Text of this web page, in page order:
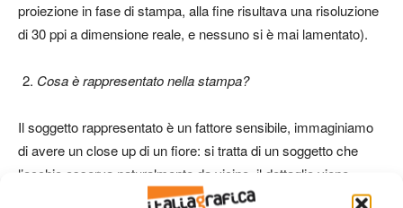
proiezione in fase di stampa, alla fine risultava una risoluzione
di 30 ppi a dimensione reale, e nessuno si è mai lamentato).
Cosa è rappresentato nella stampa?
Il soggetto rappresentato è un fattore sensibile, immaginiamo
di avere un close up di un fiore: si tratta di un soggetto che
l’occhio osserva naturalmente da vicino, il dettaglio viene
inconsciamente cercato visto che la nostra esperienza